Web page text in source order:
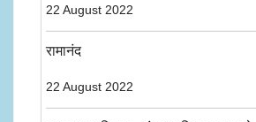
22 August 2022
रामानंद
22 August 2022